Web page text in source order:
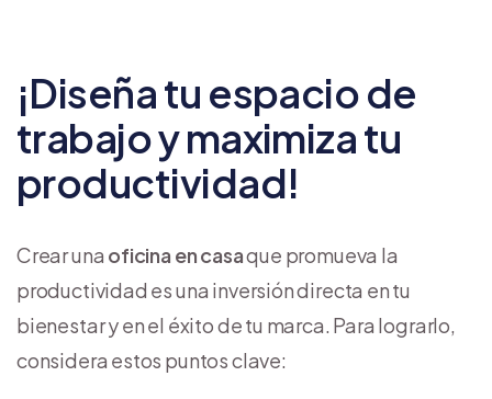
¡Diseña tu espacio de
trabajo y maximiza tu
productividad!
Crear una oficina en casaque promueva la
productividad es una inversión directa en tu
bienestar y en el éxito de tu marca. Para lograrlo,
considera estos puntos clave: